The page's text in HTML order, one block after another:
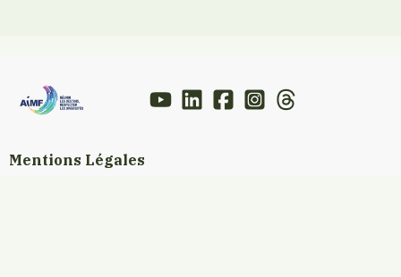
Mentions Légales